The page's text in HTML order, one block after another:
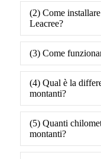
(2) Come
Leacree?
(3) Come
(4) Qual è la
montanti?
(5) Quanti
montanti?